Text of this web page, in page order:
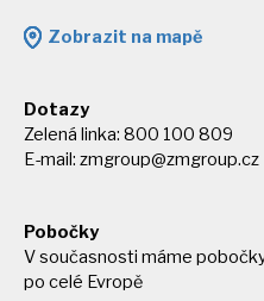
Zobrazit na mapě
Dotazy
Zelená linka: 800 100 809
E-mail: zmgroup@zmgroup.cz
Pobočky
V současnosti máme
po celé Evropě